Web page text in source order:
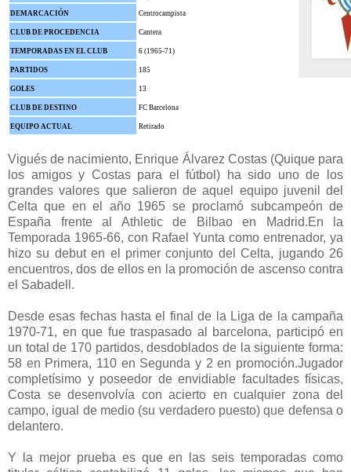
DEMARCACIÓN Centrocampista
CLUB DE PROCEDENCIA Cantera
TEMPORADAS EN EL CLUB 6 (1965-71)
PARTIDOS 185
GOLES 13
CLUB DE DESTINO FC Barcelona
EQUIPO ACTUAL Retirado
Vigués de nacimiento, Enrique Álvarez Costas (Quique para
los amigos y Costas para el fútbol) ha sido uno de los
grandes valores que salieron de aquel equipo juvenil del
Celta que en el año 1965 se proclamó subcampeón de
España frente al Athletic de Bilbao en Madrid.En la
Temporada 1965-66, con Rafael Yunta como entrenador, ya
hizo su debut en el primer conjunto del Celta, jugando 26
encuentros, dos de ellos en la promoción de ascenso contra
el Sabadell.
Desde esas fechas hasta el final de la Liga de la campaña
1970-71, en que fue traspasado al barcelona, participó en
un total de 170 partidos, desdoblados de la siguiente forma:
58 en Primera, 110 en Segunda y 2 en promoción.Jugador
completísimo y poseedor de envidiable facultades físicas,
Costa se desenvolvía con acierto en cualquier zona del
campo, igual de medio (su verdadero puesto) que defensa o
delantero.
Y la mejor prueba es que en las seis temporadas como